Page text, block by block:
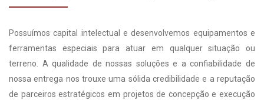
Possuímos capital intelectual e desenvolvemos equipamentos e
ferramentas especiais para atuar em qualquer situação ou
terreno. A qualidade de nossas soluções e a confiabilidade de
nossa entrega nos trouxe uma sólida credibilidade e a reputação
de parceiros estratégicos em projetos de concepção e execução